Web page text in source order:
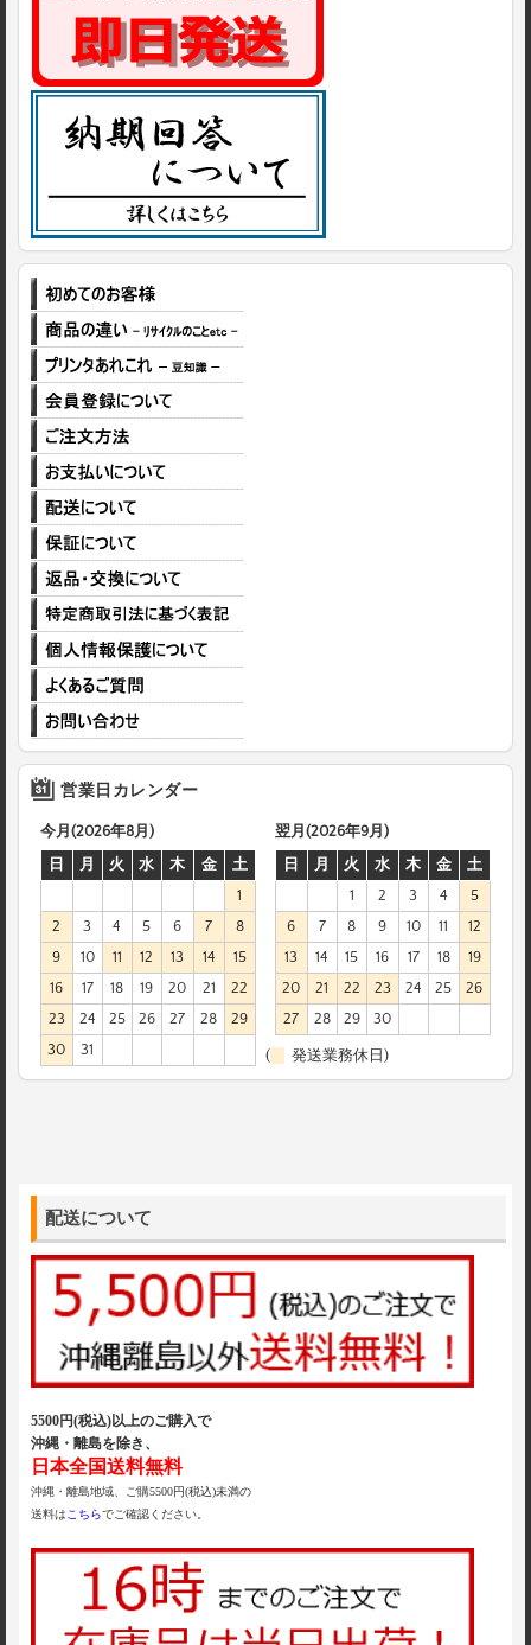
営業日カレンダー
今月(2026年8月)
日
月 火 水 木 金
土
1
2
3 4 5 6 7
8
9
10 11 12 13 14
15
16
17 18 19 20 21
22
23
24 25 26 27 28
29
30
31
翌月(2026年9月)
日
月 火 水 木 金
土
1
2 3 4
5
6
7 8 9 10 11
12
13
14 15 16 17 18
19
20
21 22 23 24 25
26
27
28 29 30
( 発送業務休日)
配送について
5500円(税込)以上のご購入で
沖縄・離島を除き、
日本全国送料無料
沖縄・離島地域、ご購5500円(税込)未満の
送料は こちらでご確認ください。